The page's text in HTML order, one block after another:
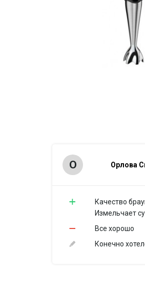
О Орлова
Качество
Измельчает
Все хорошо
Конечно